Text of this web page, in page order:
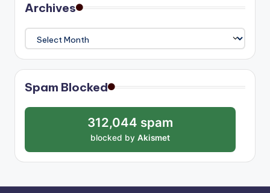
Archives
Spam Blocked
312,044 spam
blocked by Akismet